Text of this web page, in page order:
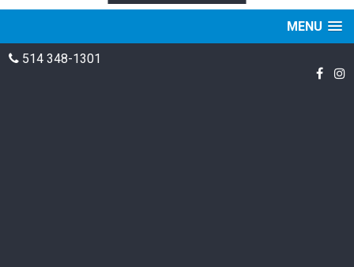
MENU
514 348-1301